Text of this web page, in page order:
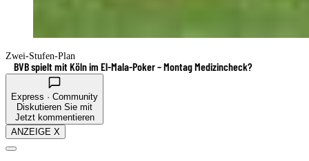
Zwei-Stufen-Plan
BVB spielt mit Köln im El-Mala-Poker – Montag Medizincheck?
Express · Community
Diskutieren Sie mit
Jetzt kommentieren
ANZEIGE X